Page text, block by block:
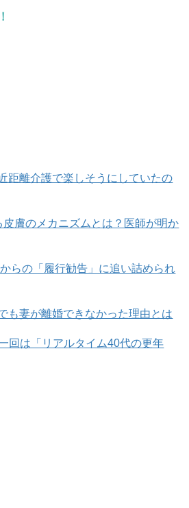
距離介護で楽しそうにしていたの
膚のメカニズムとは？医師が明か
らの「履行勧告」に追い詰められ
も妻が離婚できなかった理由とは
回は「リアルタイム40代の更年